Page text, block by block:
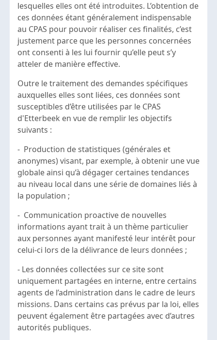
lesquelles elles ont été introduites. L’obtention de
ces données étant généralement indispensable
au CPAS pour pouvoir réaliser ces finalités, c’est
justement parce que les personnes concernées
ont consenti à les lui fournir qu’elle peut s’y
atteler de manière effective.
Outre le traitement des demandes spécifiques
auxquelles elles sont liées, ces données sont
susceptibles d’être utilisées par le CPAS
d'Etterbeek en vue de remplir les objectifs
suivants :
- Production de statistiques (générales et
anonymes) visant, par exemple, à obtenir une vue
globale ainsi qu’à dégager certaines tendances
au niveau local dans une série de domaines liés à
la population ;
- Communication proactive de nouvelles
informations ayant trait à un thème particulier
aux personnes ayant manifesté leur intérêt pour
celui-ci lors de la délivrance de leurs données ;
- Les données collectées sur ce site sont
uniquement partagées en interne, entre certains
agents de l’administration dans le cadre de leurs
missions. Dans certains cas prévus par la loi, elles
peuvent également être partagées avec d’autres
autorités publiques.